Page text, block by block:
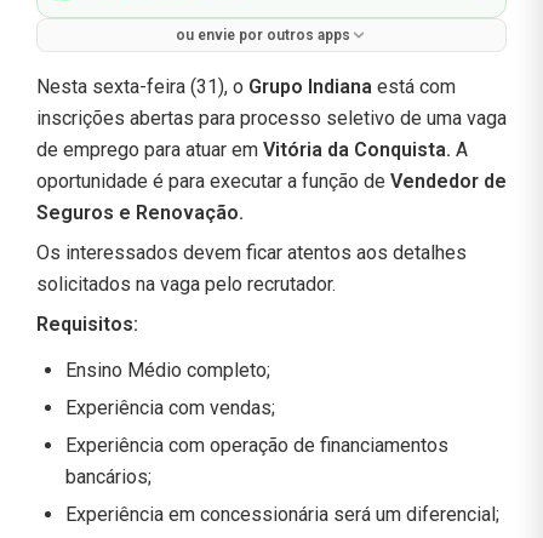
ou envie por outros apps
Nesta sexta-feira (31), o Grupo Indiana está com
inscrições abertas para processo seletivo de uma vaga
de emprego para atuar em Vitória da Conquista. A
oportunidade é para executar a função de Vendedor de
Seguros e Renovação.
Os interessados devem ficar atentos aos detalhes
solicitados na vaga pelo recrutador.
Requisitos:
Ensino Médio completo;
Experiência com vendas;
Experiência com operação de financiamentos
bancários;
Experiência em concessionária será um diferencial;